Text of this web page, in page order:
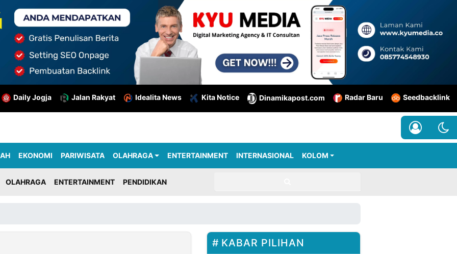
Daily Jogja Jalan Rakyat Idealita News Kita Notice Dinamikapost.com Radar Baru Seedbacklink
EKONOMI PARIWISATA OLAHRAGA ENTERTAINMENT INTERNASIONAL KOLOM
OLAHRAGA ENTERTAINMENT PENDIDIKAN
KABAR PILIHAN